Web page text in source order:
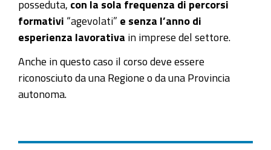
posseduta, con la sola frequenza di percorsi
formativi “agevolati” e senza l’anno di
esperienza lavorativa in imprese del settore.
Anche in questo caso il corso deve essere
riconosciuto da una Regione o da una Provincia
autonoma.